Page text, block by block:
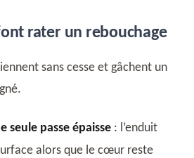
rater un rebouchage
sans cesse et gâchent un
seule passe épaisse : l’enduit
alors que le cœur reste